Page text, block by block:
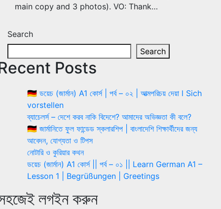
main copy and 3 photos). VO: Thank…
Search
Search
Posts
🇩🇪 ডয়েচ (জার্মান) A1 কোর্স | পর্ব – ০২ | আত্মপরিচয় দেয়া l Sich
vorstellen
ব্যাচেলর্স – দেশে করব নাকি বিদেশে? আমাদের অভিজ্ঞতা কী বলে?
🇩🇪 জার্মানিতে ফুল ফান্ডেড স্কলারশিপ | বাংলাদেশি শিক্ষার্থীদের জন্য
আবেদন, যোগ্যতা ও টিপস
নোটারি ও কুরিয়ার কথন
ডয়েচ (জার্মান) A1 কোর্স || পর্ব – ০১ || Learn German A1 –
Lesson 1 | Begrüßungen | Greetings
লগইন করুন